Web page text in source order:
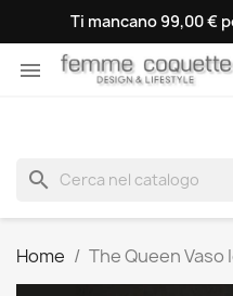
Ti mancano 99,00 €

search
Home The Queen Vaso